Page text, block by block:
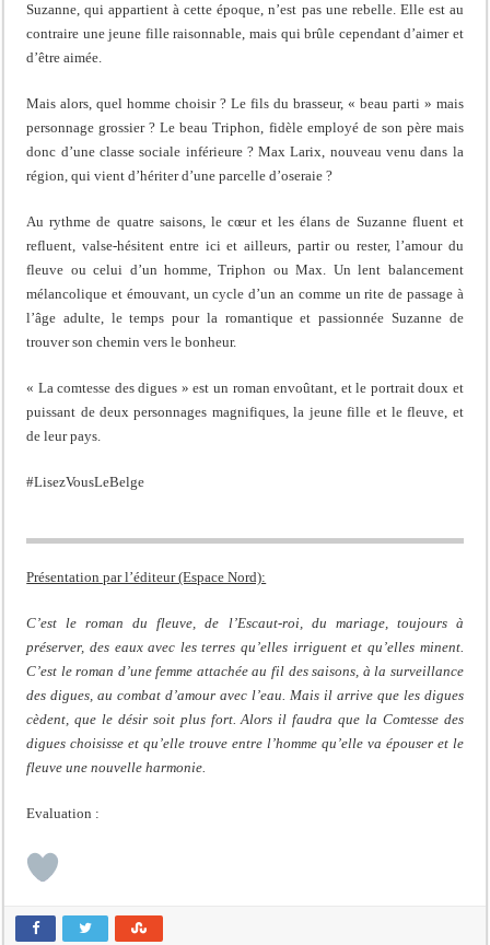
Suzanne, qui appartient à cette époque, n’est pas une rebelle. Elle est au
contraire une jeune fille raisonnable, mais qui brûle cependant d’aimer et
d’être aimée.
Mais alors, quel homme choisir ? Le fils du brasseur, « beau parti » mais
personnage grossier ? Le beau Triphon, fidèle employé de son père mais
donc d’une classe sociale inférieure ? Max Larix, nouveau venu dans la
région, qui vient d’hériter d’une parcelle d’oseraie ?
Au rythme de quatre saisons, le cœur et les élans de Suzanne fluent et
refluent, valse-hésitent entre ici et ailleurs, partir ou rester, l’amour du
fleuve ou celui d’un homme, Triphon ou Max. Un lent balancement
mélancolique et émouvant, un cycle d’un an comme un rite de passage à
l’âge adulte, le temps pour la romantique et passionnée Suzanne de
trouver son chemin vers le bonheur.
« La comtesse des digues » est un roman envoûtant, et le portrait doux et
puissant de deux personnages magnifiques, la jeune fille et le fleuve, et
de leur pays.
#LisezVousLeBelge
Présentation par l’éditeur (Espace Nord):
C’est le roman du fleuve, de l’Escaut-roi, du mariage, toujours à
préserver, des eaux avec les terres qu’elles irriguent et qu’elles minent.
C’est le roman d’une femme attachée au fil des saisons, à la surveillance
des digues, au combat d’amour avec l’eau. Mais il arrive que les digues
cèdent, que le désir soit plus fort. Alors il faudra que la Comtesse des
digues choisisse et qu’elle trouve entre l’homme qu’elle va épouser et le
fleuve une nouvelle harmonie.
Evaluation :